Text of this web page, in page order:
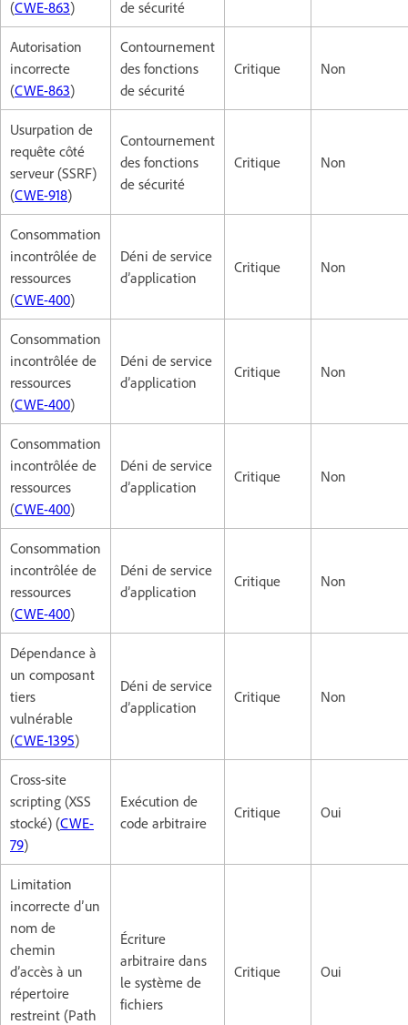
(CWE-863) de sécurité
Autorisation
incorrecte
(CWE-863)
Contournement
des fonctions
de sécurité
Critique Non
Usurpation de
requête côté
serveur (SSRF)
(CWE-918)
Contournement
des fonctions
de sécurité
Critique Non
Consommation
incontrôlée de
ressources
(CWE-400)
Déni de service
d’application
Critique Non
Consommation
incontrôlée de
ressources
(CWE-400)
Déni de service
d’application
Critique Non
Consommation
incontrôlée de
ressources
(CWE-400)
Déni de service
d’application
Critique Non
Consommation
incontrôlée de
ressources
(CWE-400)
Déni de service
d’application
Critique Non
Dépendance à
un composant
tiers
vulnérable
(CWE-1395)
Déni de service
d’application
Critique Non
Cross-site
scripting (XSS
stocké) (CWE-
79)
Exécution de
code arbitraire
Critique Oui
Limitation
incorrecte d’un
nom de
chemin
d’accès à un
répertoire
restreint (Path
Écriture
arbitraire dans
le système de
fichiers
Critique Oui